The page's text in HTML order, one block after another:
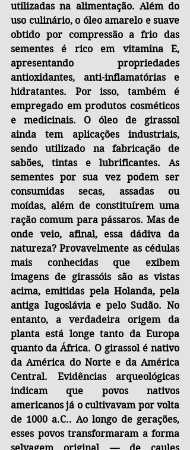
utilizadas na alimentação. Além do
uso culinário, o óleo amarelo e suave
obtido por compressão a frio das
sementes é rico em vitamina E,
apresentando propriedades
antioxidantes, anti-inflamatórias e
hidratantes. Por isso, também é
empregado em produtos cosméticos
e medicinais. O óleo de girassol
ainda tem aplicações industriais,
sendo utilizado na fabricação de
sabões, tintas e lubrificantes. As
sementes por sua vez podem ser
consumidas secas, assadas ou
moídas, além de constituírem uma
ração comum para pássaros. Mas de
onde veio, afinal, essa dádiva da
natureza? Provavelmente as cédulas
mais conhecidas que exibem
imagens de girassóis são as vistas
acima, emitidas pela Holanda, pela
antiga Iugoslávia e pelo Sudão. No
entanto, a verdadeira origem da
planta está longe tanto da Europa
quanto da África. O girassol é nativo
da América do Norte e da América
Central. Evidências arqueológicas
indicam que povos nativos
americanos já o cultivavam por volta
de 1000 a.C.. Ao longo de gerações,
esses povos transformaram a forma